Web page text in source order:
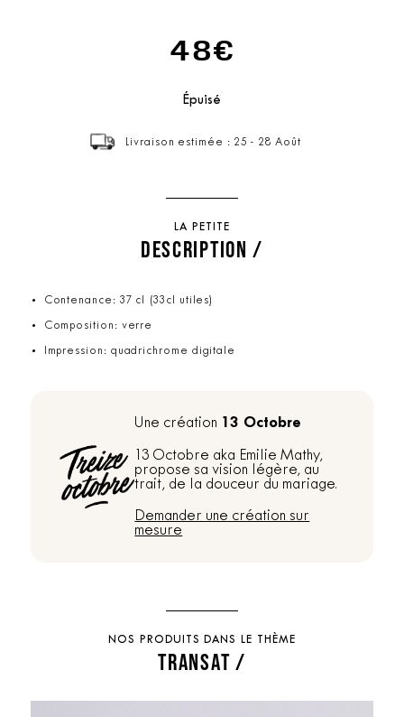
48€
Épuisé
Livraison estimée : 25 - 28 Août
LA PETITE
DESCRIPTION /
Contenance: 37 cl (33cl utiles)
Composition: verre
Impression: quadrichrome digitale
Une création 13 Octobre
13 Octobre aka Emilie Mathy,
propose sa vision légère, au
trait, de la douceur du mariage.
Demander une création sur
mesure
NOS PRODUITS DANS LE THÈME
TRANSAT /